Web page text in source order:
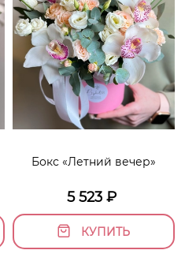
Бокс «Летний вечер»
5 523 ₽
КУПИТЬ